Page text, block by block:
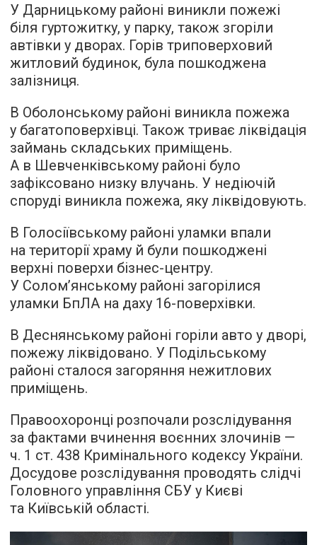
У Дарницькому районі виникли пожежі
біля гуртожитку, у парку, також згоріли
автівки у дворах. Горів триповерховий
житловий будинок, була пошкоджена
залізниця.
В Оболонському районі виникла пожежа
у багатоповерхівці. Також триває ліквідація
займань складських приміщень.
А в Шевченківському районі було
зафіксовано низку влучань. У недіючій
споруді виникла пожежа, яку ліквідовують.
В Голосіївському районі уламки впали
на території храму й були пошкоджені
верхні поверхи бізнес-центру.
У Солом’янському районі загорілися
уламки БпЛА на даху 16-поверхівки.
В Деснянському районі горіли авто у дворі,
пожежу ліквідовано. У Подільському
районі сталося загоряння нежитлових
приміщень.
Правоохоронці розпочали розслідування
за фактами вчинення воєнних злочинів —
ч. 1 ст. 438 Кримінального кодексу України.
Досудове розслідування проводять слідчі
Головного управління СБУ у Києві
та Київській області.